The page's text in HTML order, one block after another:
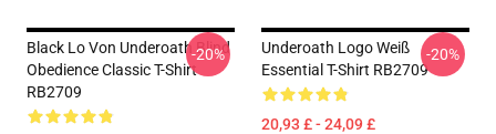
Black Lo Von Underoath Blind
Obedience Classic T-Shirt
RB2709
-20%
Underoath Logo Weiß
Essential T-Shirt RB2709
20,93 £ - 24,09 £
-20%